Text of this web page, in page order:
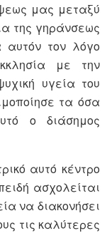
μας μεταξύ
της γηράνσεως
αυτόν τον λόγο
με την
υγεία του
τα όσα
ο διάσημος
αυτό κέντρο
ασχολείται
να διακονήσει
τις καλύτερες